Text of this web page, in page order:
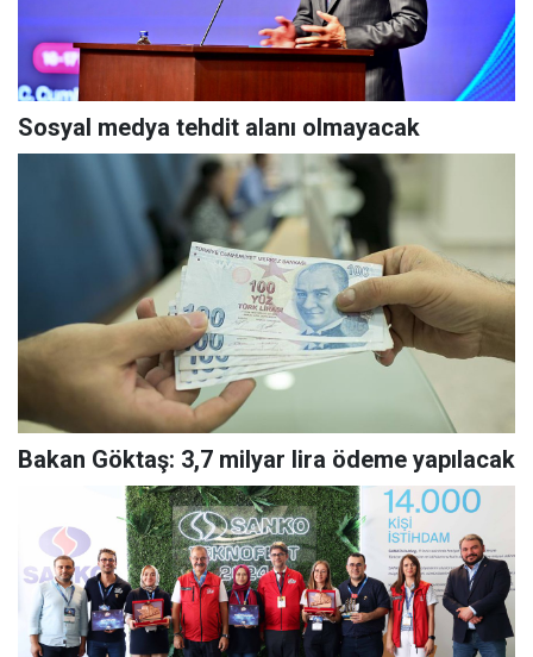
Sosyal medya tehdit alanı olmayacak
Bakan Göktaş: 3,7 milyar lira ödeme yapılacak